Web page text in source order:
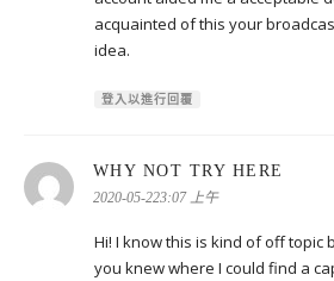
acquainted of this your
idea.
登入以進行回覆
WHY NOT TRY HERE
2020-05-223:07 上午
Hi! I know this is kind of off topic
you knew where I could find a